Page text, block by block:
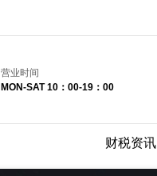
营业时间
MON-SAT 10：00-19：00
财税资讯